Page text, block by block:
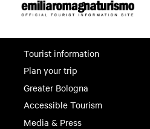
Tourist information
Plan your trip
Greater Bologna
Accessible Tourism
Media & Press